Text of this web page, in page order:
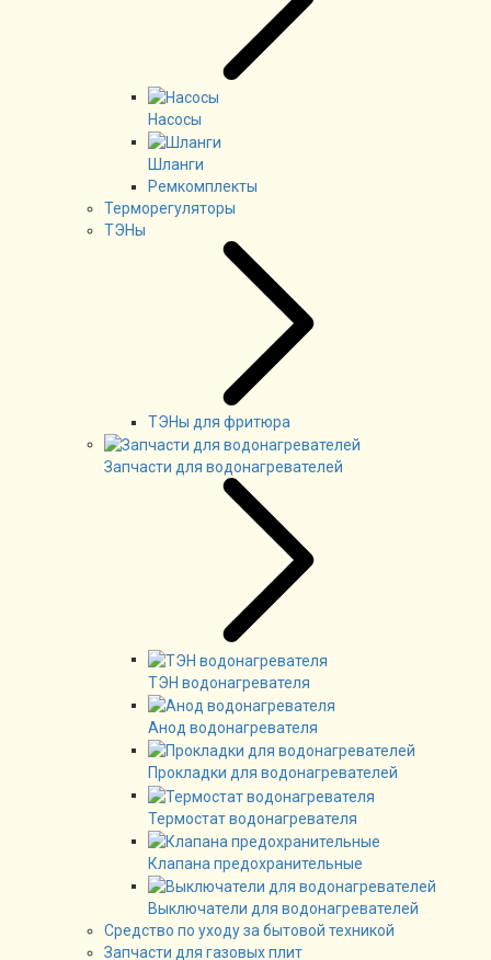
Насосы
Шланги
Ремкомплекты
Терморегуляторы
ТЭНы
ТЭНы для фритюра
Запчасти для водонагревателей
ТЭН водонагревателя
Анод водонагревателя
Прокладки для водонагревателей
Термостат водонагревателя
Клапана предохранительные
Выключатели для водонагревателей
Средство по уходу за бытовой техникой
Запчасти для газовых плит